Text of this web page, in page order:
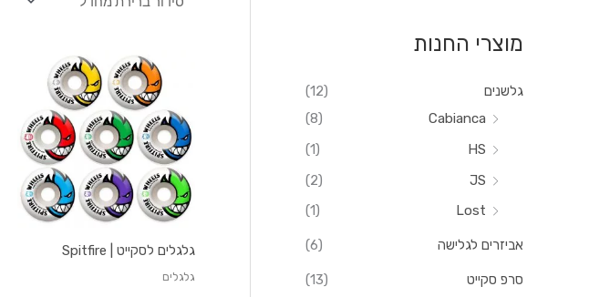
ו
ב
:
מוצרי החנות
גלשנים
(12)
Cabianca
(8)
HS
(1)
JS
(2)
Lost
(1)
אביזרים לגלישה (6)
סרפ סקייט (13)
גלגלים לסקייט | Spitfire
גלגלים